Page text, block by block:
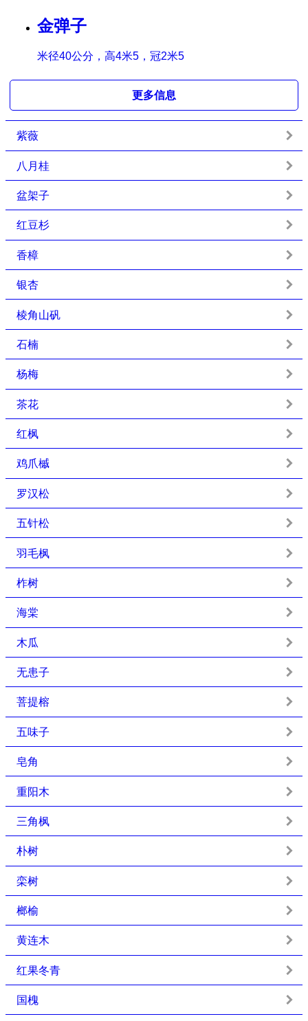
金弹子
米径40公分，高4米5，冠2米5
更多信息
紫薇
八月桂
盆架子
红豆杉
香樟
银杏
棱角山矾
石楠
杨梅
茶花
红枫
鸡爪槭
罗汉松
五针松
羽毛枫
柞树
海棠
木瓜
无患子
菩提榕
五味子
皂角
重阳木
三角枫
朴树
栾树
榔榆
黄连木
红果冬青
国槐